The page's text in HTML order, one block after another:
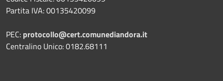
Partita IVA: 00135420099
PEC: protocollo@cert.comunediandora.it
Centralino Unico: 0182.68111